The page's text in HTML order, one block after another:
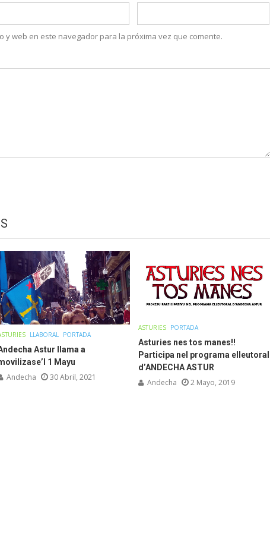
y web en este navegador para la próxima vez que comente.
LLABORAL PORTADA
Astur llama a
1 Mayu
Andecha 30 Abril, 2021
ASTURIES PORTADA
Asturies nes tos manes!!
Participa nel programa elleutoral
d’ANDECHA ASTUR
Andecha 2 Mayo, 2019